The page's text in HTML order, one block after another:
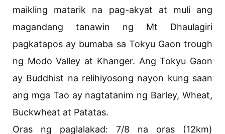
maikling matarik na pag-akyat at muli ang
magandang tanawin ng Mt Dhaulagiri
pagkatapos ay bumaba sa Tokyu Gaon trough
ng Modo Valley at Khanger. Ang Tokyu Gaon
ay Buddhist na relihiyosong nayon kung saan
ang mga Tao ay nagtatanim ng Barley, Wheat,
Buckwheat at Patatas.
Oras ng paglalakad: 7/8 na oras (12km)